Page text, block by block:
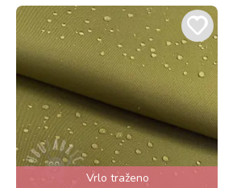
Vrlo traženo